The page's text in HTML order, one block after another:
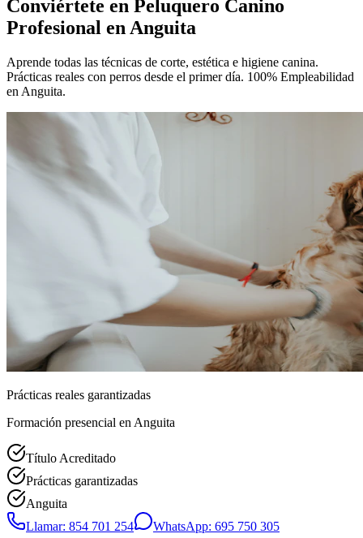
Conviértete en Peluquero Canino
Profesional en Anguita
Aprende todas las técnicas de corte, estética e higiene canina.
Prácticas reales con perros desde el primer día. 100% Empleabilidad
en Anguita.
Prácticas reales garantizadas
Formación presencial en Anguita
Título Acreditado
Prácticas garantizadas
Anguita
Llamar: 854 701 254
WhatsApp: 695 750 305